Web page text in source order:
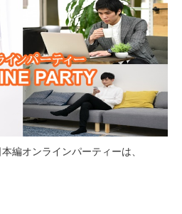
編オンラインパーティーは、